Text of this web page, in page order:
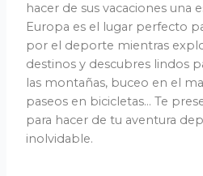
hacer de sus vacaciones una
Europa es el lugar perfecto
por el deporte mientras
destinos y descubres lindos
las montañas, buceo en el
paseos en bicicletas… Te
para hacer de tu aventura
inolvidable.